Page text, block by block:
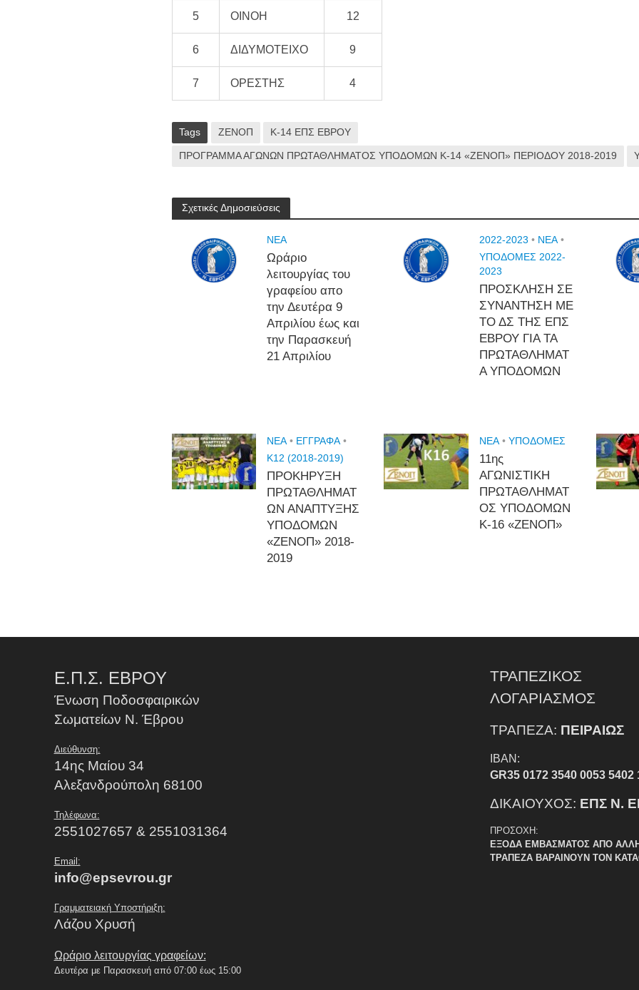
5 ΟΙΝΟΗ 12
6 ΔΙΔΥΜΟΤΕΙΧΟ 9
7 ΟΡΕΣΤΗΣ 4
Tags ΖΕΝΟΠ Κ-14 ΕΠΣ ΕΒΡΟΥ
ΠΡΟΓΡΑΜΜΑ ΑΓΩΝΩΝ ΠΡΩΤΑΘΛΗΜΑΤΟΣ ΥΠΟΔΟΜΩΝ Κ-14 «ΖΕΝΟΠ» ΠΕΡΙΟΔΟΥ 2018-2019
Σχετικές Δημοσιεύσεις
NEA
Ωράριο
λειτουργίας του
γραφείου απο
την Δευτέρα 9
Απριλίου έως και
την Παρασκευή
21 Απριλίου
2022-2023 • NEA •
ΥΠΟΔΟΜΕΣ 2022-
2023
ΠΡΟΣΚΛΗΣΗ ΣΕ
ΣΥΝΑΝΤΗΣΗ ΜΕ
ΤΟ ΔΣ ΤΗΣ ΕΠΣ
ΕΒΡΟΥ ΓΙΑ ΤΑ
ΠΡΩΤΑΘΛΗΜΑΤ
Α ΥΠΟΔΟΜΩΝ
NEA • ΕΓΓΡΑΦΑ •
Κ12 (2018-2019)
ΠΡΟΚΗΡΥΞΗ
ΠΡΩΤΑΘΛΗΜΑΤ
ΩΝ ΑΝΑΠΤΥΞΗΣ
ΥΠΟΔΟΜΩΝ
«ΖΕΝΟΠ» 2018-
2019
NEA • ΥΠΟΔΟΜΈΣ
11ης
ΑΓΩΝΙΣΤΙΚΗ
ΠΡΩΤΑΘΛΗΜΑΤ
ΟΣ ΥΠΟΔΟΜΩΝ
Κ-16 «ΖΕΝΟΠ»
Ε.Π.Σ. ΕΒΡΟΥ
Ένωση Ποδοσφαιρικών
Σωματείων Ν. Έβρου
Διεύθυνση:
14ης Μαίου 34
Αλεξανδρούπολη 68100
Τηλέφωνα:
2551027657 & 2551031364
Email:
info@epsevrou.gr
Γραμματειακή Υποστήριξη:
Λάζου Χρυσή
Ωράριο λειτουργίας γραφείων:
Δευτέρα με Παρασκευή από 07:00 έως 15:00
ΤΡΑΠΕΖΙΚΟΣ
ΛΟΓΑΡΙΑΣΜΟΣ
ΤΡΑΠΕΖΑ: ΠΕΙΡΑΙΩΣ
IBAN:
GR35 0172 3540 0053 5402
ΔΙΚΑΙΟΥΧΟΣ: ΕΠΣ Ν.
ΠΡΟΣΟΧΗ:
ΕΞΟΔΑ ΕΜΒΑΣΜΑΤΟΣ ΑΠΟ ΑΛΛΗ
ΤΡΑΠΕΖΑ ΒΑΡΑΙΝΟΥΝ ΤΟΝ